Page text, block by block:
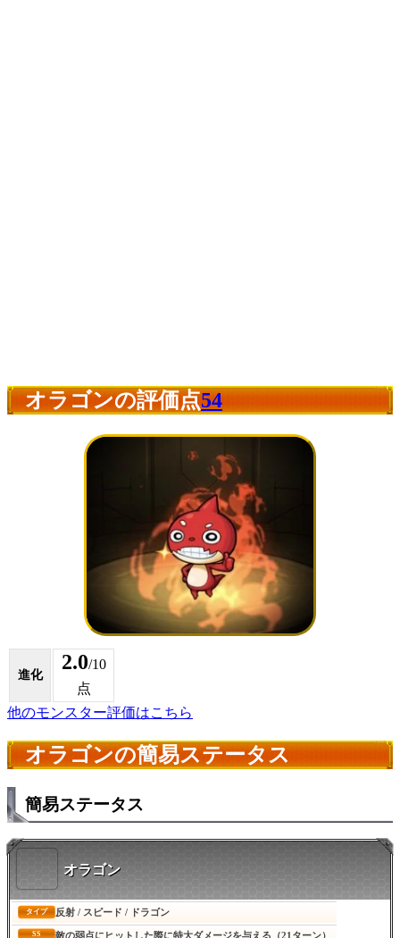
オラゴンの評価点54
進化
2.0/10
点
他のモンスター評価はこちら
オラゴンの簡易ステータス
簡易ステータス
オラゴン
タイプ 反射 / スピード / ドラゴン
SS 敵の弱点にヒットした際に特大ダメージを与える（21ターン）